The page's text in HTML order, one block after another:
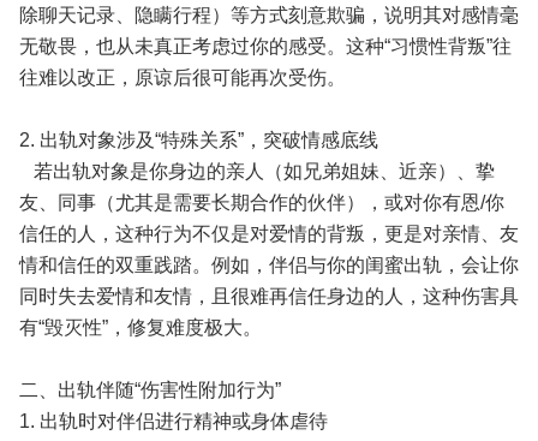
除聊天记录、隐瞒行程）等方式刻意欺骗，说明其对感情毫
无敬畏，也从未真正考虑过你的感受。这种“习惯性背叛”往
往难以改正，原谅后很可能再次受伤。
2. 出轨对象涉及“特殊关系”，突破情感底线
若出轨对象是你身边的亲人（如兄弟姐妹、近亲）、挚
友、同事（尤其是需要长期合作的伙伴），或对你有恩/你
信任的人，这种行为不仅是对爱情的背叛，更是对亲情、友
情和信任的双重践踏。例如，伴侣与你的闺蜜出轨，会让你
同时失去爱情和友情，且很难再信任身边的人，这种伤害具
有“毁灭性”，修复难度极大。
二、出轨伴随“伤害性附加行为”
1. 出轨时对伴侣进行精神或身体虐待